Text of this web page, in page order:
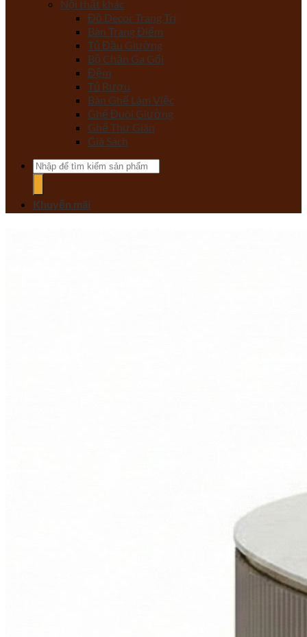
Nội thất khác
Đồ Decor Trang Trí
Bàn Trang Điểm
Tủ Đầu Giường
Bộ Chăn Ga Gối
Đệm
Tủ Rượu
Bàn Ghế Làm Việc
Ghế Đuôi Giường
Ghế Thư Giãn
Giá Sách
Tìm
kiếm:
Khuyến mãi